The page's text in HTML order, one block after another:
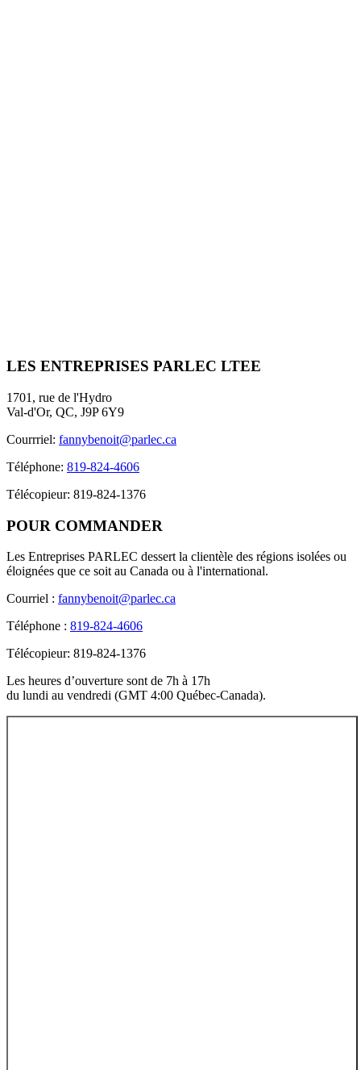
LES ENTREPRISES PARLEC LTEE
1701, rue de l'Hydro
Val-d'Or, QC, J9P 6Y9
Courrriel: fannybenoit@parlec.ca
Téléphone: 819-824-4606
Télécopieur: 819-824-1376
POUR COMMANDER
Les Entreprises PARLEC dessert la clientèle des régions isolées ou
éloignées que ce soit au Canada ou à l'international.
Courriel : fannybenoit@parlec.ca
Téléphone : 819-824-4606
Télécopieur: 819-824-1376
Les heures d’ouverture sont de 7h à 17h
du lundi au vendredi (GMT 4:00 Québec-Canada).